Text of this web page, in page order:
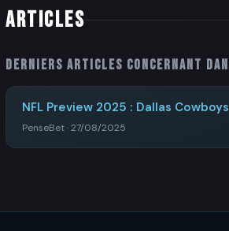
ARTICLES
Derniers articles concernant
NFL Preview 2025 : Dallas Cowboys
PenseBet · 27/08/2025